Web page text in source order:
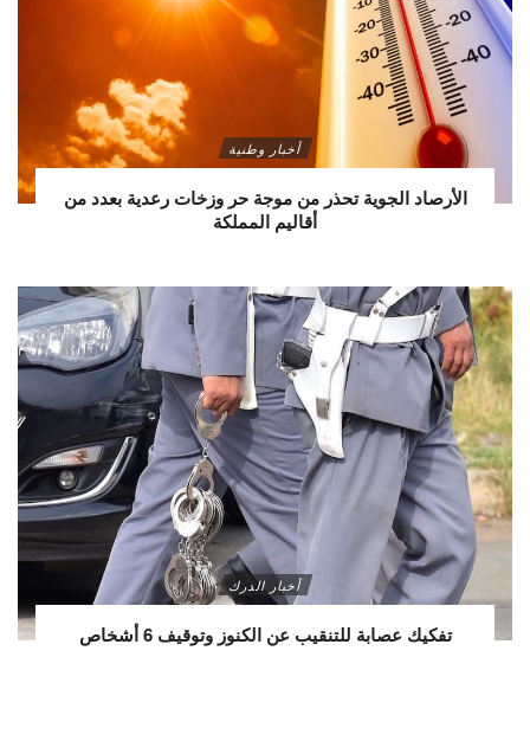
أخبار وطنية
الأرصاد الجوية تحذر من موجة حر وزخات رعدية بعدد من
أقاليم المملكة
أخبار الدرك
تفكيك عصابة للتنقيب عن الكنوز وتوقيف 6 أشخاص